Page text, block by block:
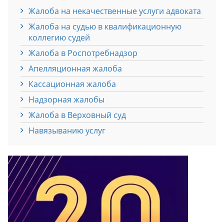
Жалоба на некачественные услуги адвоката
Жалоба на судью в квалификационную
коллегию судей
Жалоба в Роспотребнадзор
Апелляционная жалоба
Кассационная жалоба
Надзорная жалобы
Жалоба в Верховный суд
Навязыванию услуг